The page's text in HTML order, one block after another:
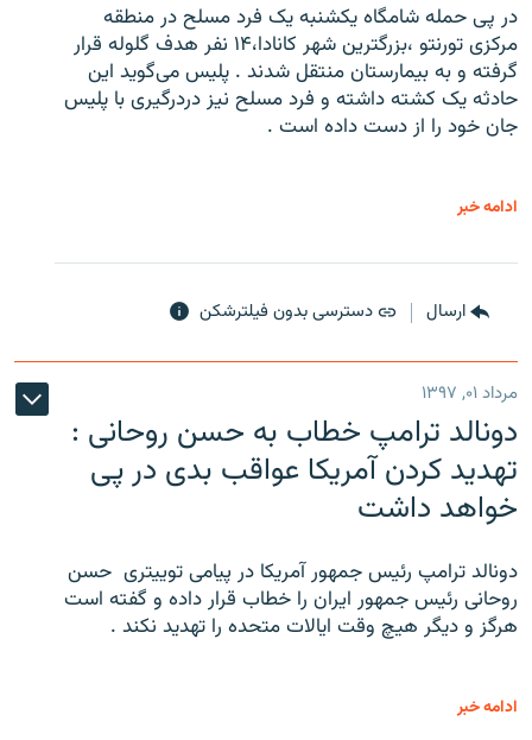
در پی حمله شامگاه یکشنبه یک فرد مسلح در منطقه
مرکزی تورنتو ،‌بزرگترین شهر کانادا،۱۴ نفر هدف گلوله قرار
گرفته و به بیمارستان منتقل شدند . پلیس می‌گوید این
حادثه یک کشته داشته و فرد مسلح نیز دردرگیری با پلیس
جان خود را از دست داده است .
ادامه خبر
ارسال دسترسی بدون فیلترشکن
مرداد ۰۱, ۱۳۹۷
دونالد ترامپ خطاب به حسن روحانی :
تهدید کردن آمریکا عواقب بدی در پی
خواهد داشت
دونالد ترامپ رئیس جمهور آمریکا در پیامی توییتری ‌ حسن
روحانی رئیس جمهور ایران را خطاب قرار داده و گفته است
هرگز و دیگر هیچ وقت ایالات متحده را تهدید نکند .
ادامه خبر